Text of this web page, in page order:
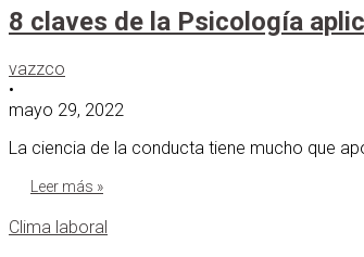
8 claves de la Psicología
vazzco
•
mayo 29, 2022
La ciencia de la conducta tiene mucho que
Leer más »
Clima laboral